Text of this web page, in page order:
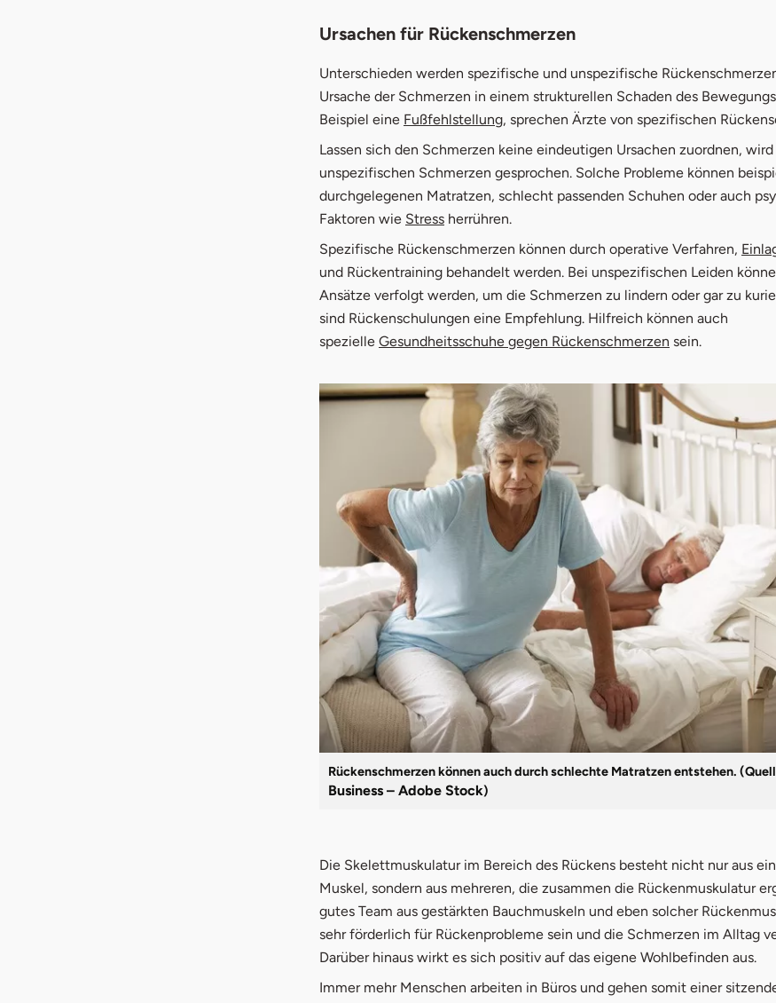
Ursachen für Rückenschmerzen
Unterschieden werden spezifische und unspezifische
Ursache der Schmerzen in einem strukturellen Schaden des
Beispiel eine Fußfehlstellung, sprechen Ärzte von spezifischen
Lassen sich den Schmerzen keine eindeutigen Ursachen zuordnen, wird
unspezifischen Schmerzen gesprochen. Solche Probleme können
durchgelegenen Matratzen, schlecht passenden Schuhen oder auch
Faktoren wie Stress herrühren.
Spezifische Rückenschmerzen können durch operative Verfahren,
und Rückentraining behandelt werden. Bei unspezifischen Leiden
Ansätze verfolgt werden, um die Schmerzen zu lindern oder gar zu
sind Rückenschulungen eine Empfehlung. Hilfreich können auch
spezielle Gesundheitsschuhe gegen Rückenschmerzen sein.
Rückenschmerzen können auch durch schlechte Matratzen entstehen.
Business – Adobe Stock)
Die Skelettmuskulatur im Bereich des Rückens besteht nicht nur aus
Muskel, sondern aus mehreren, die zusammen die Rückenmuskulatur
gutes Team aus gestärkten Bauchmuskeln und eben solcher
sehr förderlich für Rückenprobleme sein und die Schmerzen im Alltag
Darüber hinaus wirkt es sich positiv auf das eigene Wohlbefinden aus.
Immer mehr Menschen arbeiten in Büros und gehen somit einer